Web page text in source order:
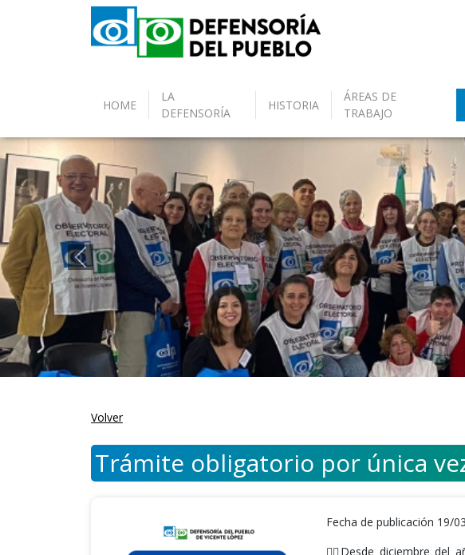
HOME
LA
DEFENSORÍA
HISTORIA
ÁREAS DE
TRABAJO
Anterior
Volver
Trámite obligatorio por única
Fecha de publicación 19/
👉🏼Desde diciembre